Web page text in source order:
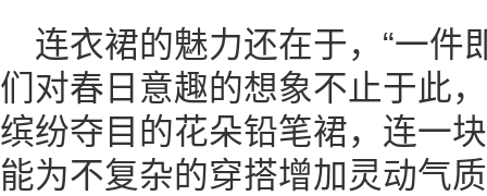
连衣裙的魅力还在于，“一件
们对春日意趣的想象不止于此
缤纷夺目的花朵铅笔裙，连一
能为不复杂的穿搭增加灵动气